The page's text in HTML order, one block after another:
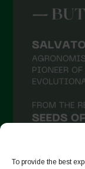
To provide the best
Luglio 2021
Aprile 2021
Febbraio 2021